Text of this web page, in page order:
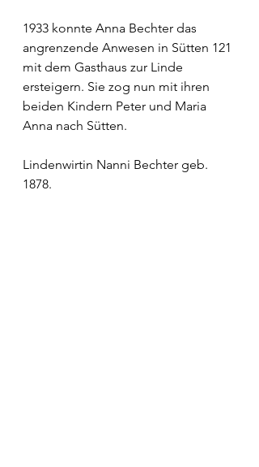
1933 konnte Anna Bechter das
angrenzende Anwesen in Sütten 121
mit dem Gasthaus zur Linde
ersteigern. Sie zog nun mit ihren
beiden Kindern Peter und Maria
Anna nach Sütten.
Lindenwirtin Nanni Bechter geb.
1878.